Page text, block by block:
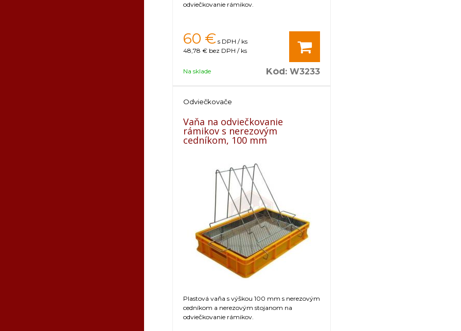
odviečkovanie rámikov.
60 € s DPH / ks
48,78 € bez DPH / ks
Na sklade Kód: W3233
Odviečkovače
Vaňa na odviečkovanie
rámikov s nerezovým
cedníkom, 100 mm
Plastová vaňa s výškou 100 mm s nerezovým
cedníkom a nerezovým stojanom na
odviečkovanie rámikov.